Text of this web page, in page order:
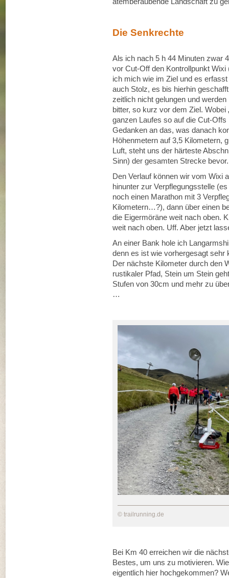
Die Senkrechte
Als ich nach 5 h 44 Minuten zwar
vor Cut-Off den Kontrollpunkt
ich mich wie im Ziel und es
auch Stolz, es bis hierhin
zeitlich nicht gelungen und
bitter, so kurz vor dem Ziel.
ganzen Laufes so auf die Cut-
Gedanken an das, was danach
Höhenmetern auf 3,5 Kilometern,
Luft, steht uns der härteste
Sinn) der gesamten Strecke bevor.
Den Verlauf können wir vom Wixi
hinunter zur Verpflegungsstelle
noch einen Marathon mit 3
Kilometern…?), dann über einen
die Eigermöräne weit nach oben.
weit nach oben. Uff. Aber jetzt
An einer Bank hole ich
denn es ist wie vorhergesagt sehr
Der nächste Kilometer durch den
rustikaler Pfad, Stein um Stein
Stufen von 30cm und mehr zu
…
© trailrunning.de
Bei Km 40 erreichen wir die
Bestes, um uns zu motivieren.
eigentlich hier hochgekommen?